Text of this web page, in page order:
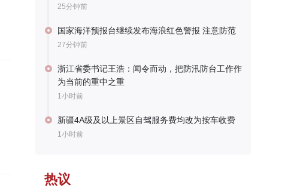
25分钟前
国家海洋预报台继续发布海浪红色警报 注意防范
27分钟前
浙江省委书记王浩：闻令而动，把防汛防台工作作
为当前的重中之重
1小时前
新疆4A级及以上景区自驾服务费均改为按车收费
1小时前
热议